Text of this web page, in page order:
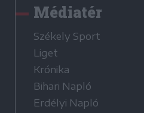
Médiatér
Székely Sport
Liget
Krónika
Bihari Napló
Erdélyi Napló